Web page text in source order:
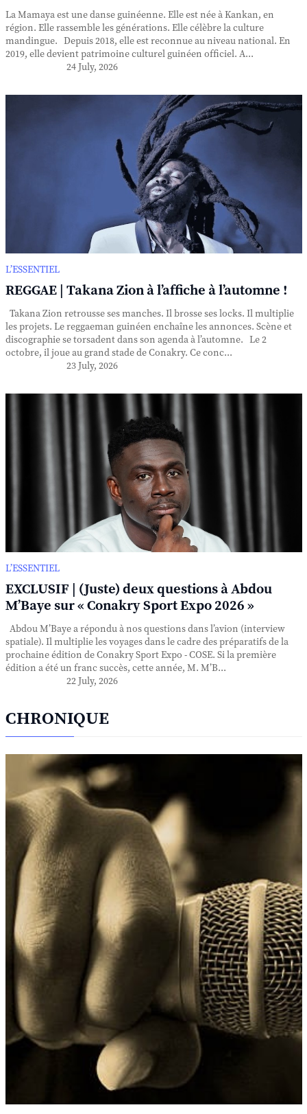
La Mamaya est une danse guinéenne. Elle est née à Kankan, en
région. Elle rassemble les générations. Elle célèbre la culture
mandingue. Depuis 2018, elle est reconnue au niveau national. En
2019, elle devient patrimoine culturel guinéen officiel. A...
24 July, 2026
L’ESSENTIEL
REGGAE | Takana Zion à l’affiche à l’automne !
Takana Zion retrousse ses manches. Il brosse ses locks. Il multiplie
les projets. Le reggaeman guinéen enchaîne les annonces. Scène et
discographie se torsadent dans son agenda à l’automne. Le 2
octobre, il joue au grand stade de Conakry. Ce conc...
23 July, 2026
L’ESSENTIEL
EXCLUSIF | (Juste) deux questions à Abdou
M’Baye sur « Conakry Sport Expo 2026 »
Abdou M’Baye a répondu à nos questions dans l’avion (interview
spatiale). Il multiplie les voyages dans le cadre des préparatifs de la
prochaine édition de Conakry Sport Expo - COSE. Si la première
édition a été un franc succès, cette année, M. M’B...
22 July, 2026
CHRONIQUE